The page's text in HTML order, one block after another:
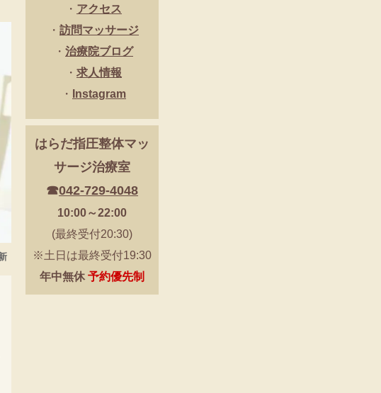
・ アクセス
・ 訪問マッサージ
・ 治療院ブログ
・ 求人情報
・
Instagram
はらだ指圧整体マッ
サージ治療室
☎042-729-4048
10:00～22:00
(最終受付20:30)
※土日は最終受付19:30
年中無休予約優先制